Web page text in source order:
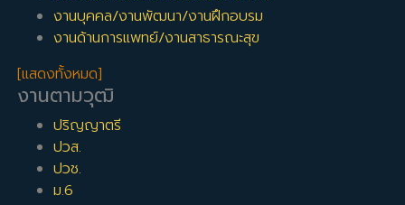
งานบุคคล/งานพัฒนา/งานฝึกอบรม
งานด้านการแพทย์/งานสาธารณะสุข
[แสดงทั้งหมด]
งานตามวุฒิ
ปริญญาตรี
ปวส.
ปวช.
ม.6